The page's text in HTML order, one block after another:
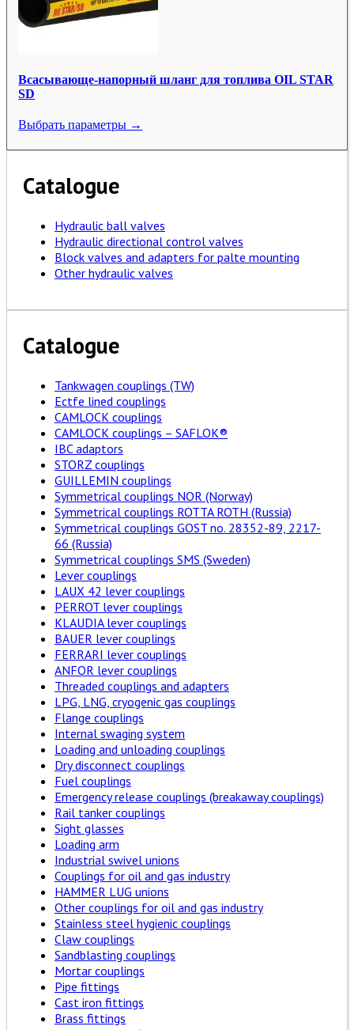
Всасывающе-напорный шланг для топлива OIL STAR
SD
Выбрать параметры →
Catalogue
Hydraulic ball valves
Hydraulic directional control valves
Block valves and adapters for palte mounting
Other hydraulic valves
Catalogue
Tankwagen couplings (TW)
Ectfe lined couplings
CAMLOCK couplings
CAMLOCK couplings – SAFLOK®
IBC adaptors
STORZ couplings
GUILLEMIN couplings
Symmetrical couplings NOR (Norway)
Symmetrical couplings ROTTA ROTH (Russia)
Symmetrical couplings GOST no. 28352-89, 2217-
66 (Russia)
Symmetrical couplings SMS (Sweden)
Lever couplings
LAUX 42 lever couplings
PERROT lever couplings
KLAUDIA lever couplings
BAUER lever couplings
FERRARI lever couplings
ANFOR lever couplings
Threaded couplings and adapters
LPG, LNG, cryogenic gas couplings
Flange couplings
Internal swaging system
Loading and unloading couplings
Dry disconnect couplings
Fuel couplings
Emergency release couplings (breakaway couplings)
Rail tanker couplings
Sight glasses
Loading arm
Industrial swivel unions
Couplings for oil and gas industry
HAMMER LUG unions
Other couplings for oil and gas industry
Stainless steel hygienic couplings
Claw couplings
Sandblasting couplings
Mortar couplings
Pipe fittings
Cast iron fittings
Brass fittings